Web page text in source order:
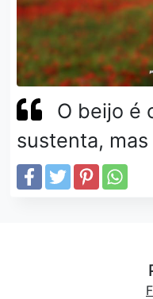
O beijo é
sustenta, mas